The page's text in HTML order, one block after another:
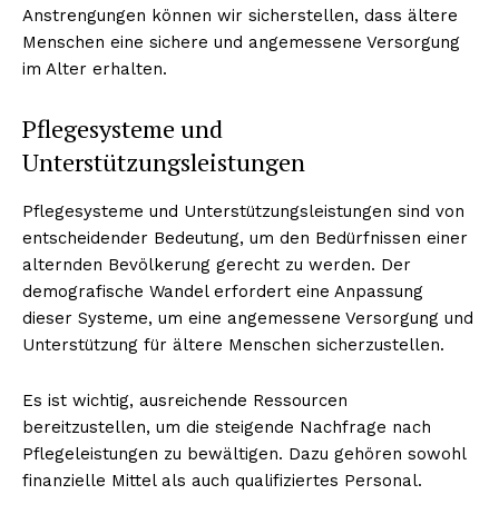
Anstrengungen können wir sicherstellen, dass ältere
Menschen eine sichere und angemessene Versorgung
im Alter erhalten.
Pflegesysteme und
Unterstützungsleistungen
Pflegesysteme und Unterstützungsleistungen sind von
entscheidender Bedeutung, um den Bedürfnissen einer
alternden Bevölkerung gerecht zu werden. Der
demografische Wandel erfordert eine Anpassung
dieser Systeme, um eine angemessene Versorgung und
Unterstützung für ältere Menschen sicherzustellen.
Es ist wichtig, ausreichende Ressourcen
bereitzustellen, um die steigende Nachfrage nach
Pflegeleistungen zu bewältigen. Dazu gehören sowohl
finanzielle Mittel als auch qualifiziertes Personal.